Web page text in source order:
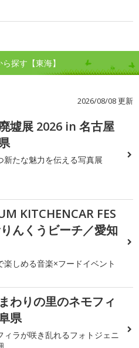
探す【東海】
2026/08/08 更新
墟展 2026 in 名古屋
新たな魅力を伝える写真展
KITCHENCAR FES
んくうビーチ／愛知
楽しめる音楽×フードイベント
わりの里のネモフィ
県
ィラが咲き乱れるフォトジェニ